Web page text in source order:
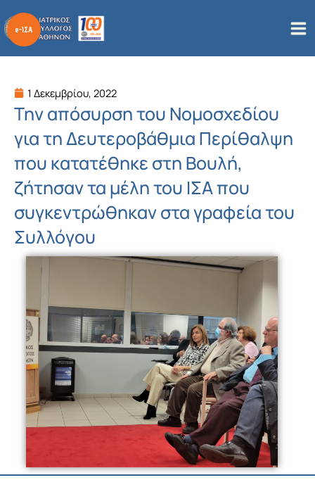
στο
περιεχόμενο
1 Δεκεμβρίου, 2022
Την απόσυρση του Νομοσχεδίου
για τη Δευτεροβάθμια Περίθαλψη
που κατατέθηκε στη Βουλή,
ζήτησαν τα μέλη του ΙΣΑ που
συγκεντρώθηκαν στα γραφεία του
Συλλόγου